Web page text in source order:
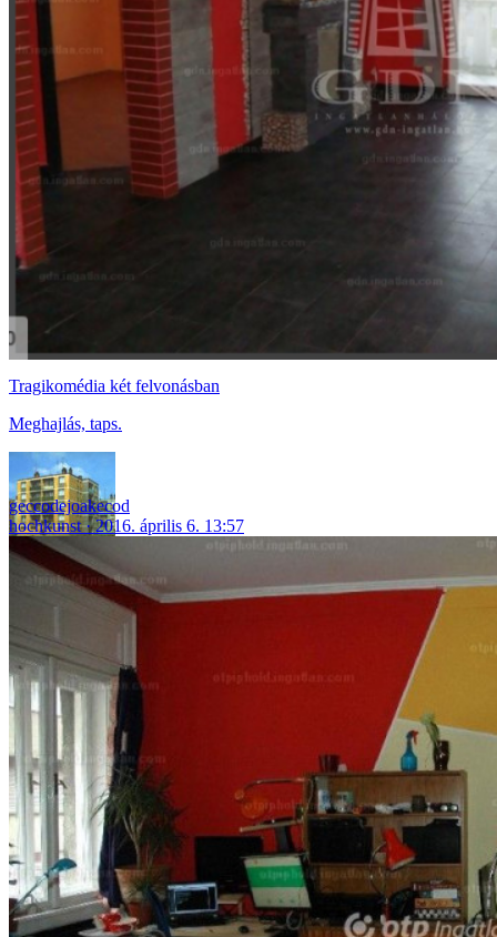
Tragikomédia két felvonásban
Meghajlás, taps.
geccodejoakecod
hochkunst
2016. április 6. 13:57